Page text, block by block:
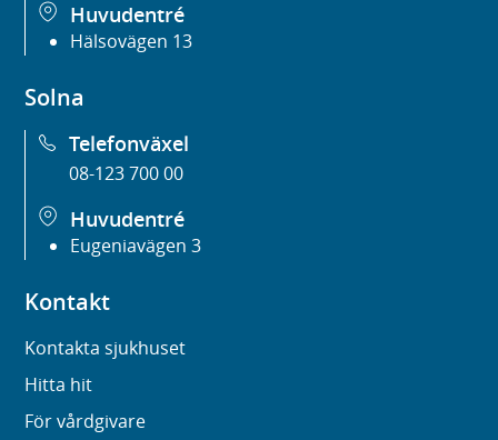
Huvudentré
Hälsovägen 13
Solna
Telefonväxel
08-123 700 00
Huvudentré
Eugeniavägen 3
Kontakt
Kontakta sjukhuset
Hitta hit
För vårdgivare